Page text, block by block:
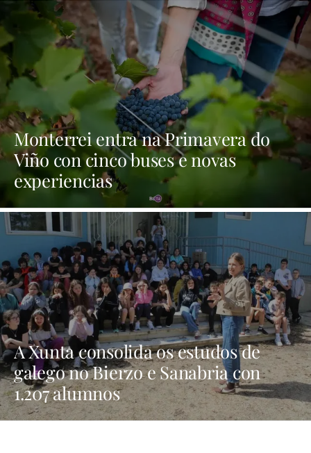
Monterrei entra na Primavera do
Viño con cinco buses e novas
experiencias
A Xunta consolida os estudos de
galego no Bierzo e Sanabria con
1.207 alumnos